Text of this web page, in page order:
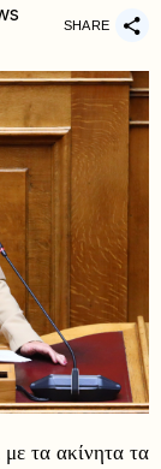
SHARE
τα ακίνητα τα